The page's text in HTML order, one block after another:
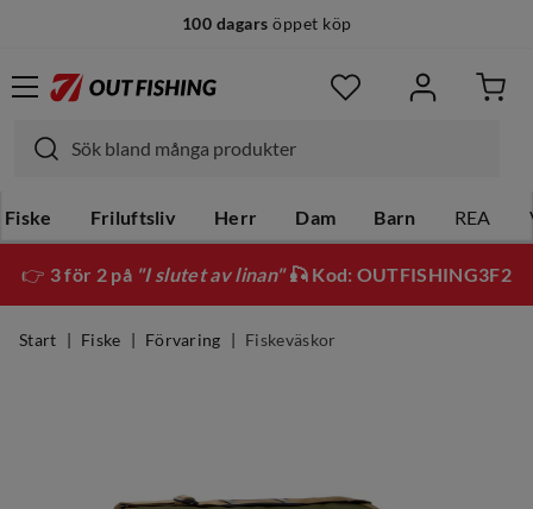
100 dagars öppet köp
Fiske Friluftsliv Herr Dam Barn REA
👉 3 för 2 på "I slutet av linan"🎣 Kod: OUTFISHING3F2
Start Fiske Förvaring Fiskeväskor